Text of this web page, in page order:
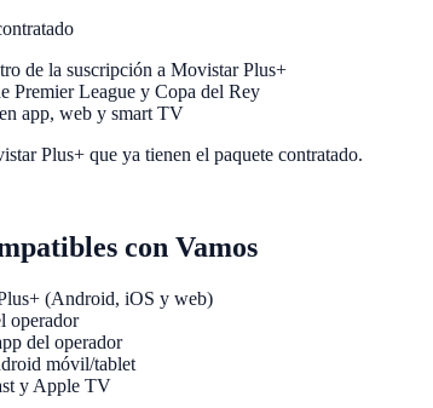
de la suscripción a Movistar Plus+
Premier League y Copa del Rey
app, web y smart TV
Plus+ que ya tienen el paquete contratado.
con Vamos
(Android, iOS y web)
operador
del operador
móvil/tablet
y Apple TV